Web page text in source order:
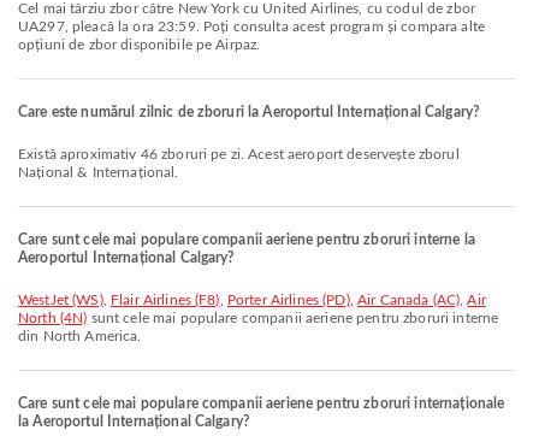
Cel mai târziu zbor către New York cu United Airlines, cu codul de zbor
UA297, pleacă la ora 23:59. Poți consulta acest program și compara alte
opțiuni de zbor disponibile pe Airpaz.
Care este numărul zilnic de zboruri la Aeroportul Internațional Calgary?
Există aproximativ 46 zboruri pe zi. Acest aeroport deservește zborul
Național & Internațional.
Care sunt cele mai populare companii aeriene pentru zboruri interne la
Aeroportul Internațional Calgary?
WestJet (WS), Flair Airlines (F8) Porter Airlines (PD),Air Canada (AC) ,Air
North (4N) sunt cele mai populare companii aeriene pentru zboruri interne
din North America.
Care sunt cele mai populare companii aeriene pentru zboruri internaționale
la Aeroportul Internațional Calgary?